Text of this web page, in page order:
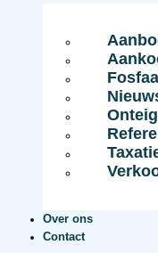
Over ons
Contact